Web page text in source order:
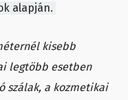
alapján.
kisebb
legtöbb esetben
szálak, a kozmetikai